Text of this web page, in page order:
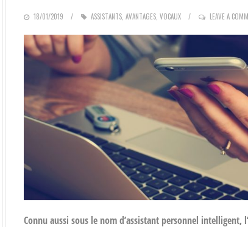
POSTED
18/01/2019 ASSISTANTS, AVANTAGES, VOCAUX LEAVE A
Connu aussi sous le nom d’assistant personnel intelligent,